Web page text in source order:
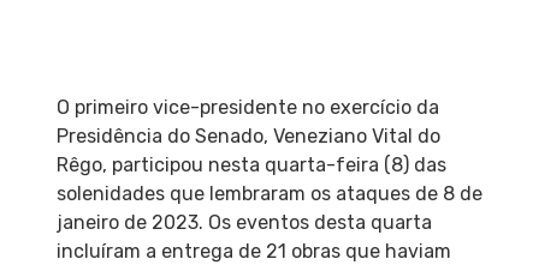
O primeiro vice-presidente no exercício da
Presidência do Senado, Veneziano Vital do
Rêgo, participou nesta quarta-feira (8) das
solenidades que lembraram os ataques de 8 de
janeiro de 2023. Os eventos desta quarta
incluíram a entrega de 21 obras que haviam